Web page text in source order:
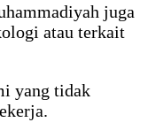
juga
atau terkait
yang tidak